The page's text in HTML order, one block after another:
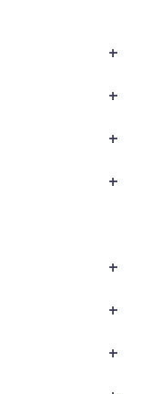
+
+
+
+
+
+
+